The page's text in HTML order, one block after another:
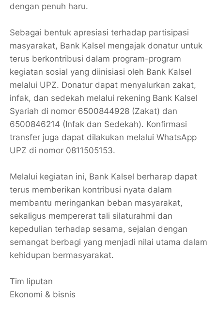
dengan penuh haru.
Sebagai bentuk apresiasi terhadap partisipasi
masyarakat, Bank Kalsel mengajak donatur untuk
terus berkontribusi dalam program-program
kegiatan sosial yang diinisiasi oleh Bank Kalsel
melalui UPZ. Donatur dapat menyalurkan zakat,
infak, dan sedekah melalui rekening Bank Kalsel
Syariah di nomor 6500844928 (Zakat) dan
6500846214 (Infak dan Sedekah). Konfirmasi
transfer juga dapat dilakukan melalui WhatsApp
UPZ di nomor 0811505153.
Melalui kegiatan ini, Bank Kalsel berharap dapat
terus memberikan kontribusi nyata dalam
membantu meringankan beban masyarakat,
sekaligus mempererat tali silaturahmi dan
kepedulian terhadap sesama, sejalan dengan
semangat berbagi yang menjadi nilai utama dalam
kehidupan bermasyarakat.
Tim liputan
Ekonomi & bisnis